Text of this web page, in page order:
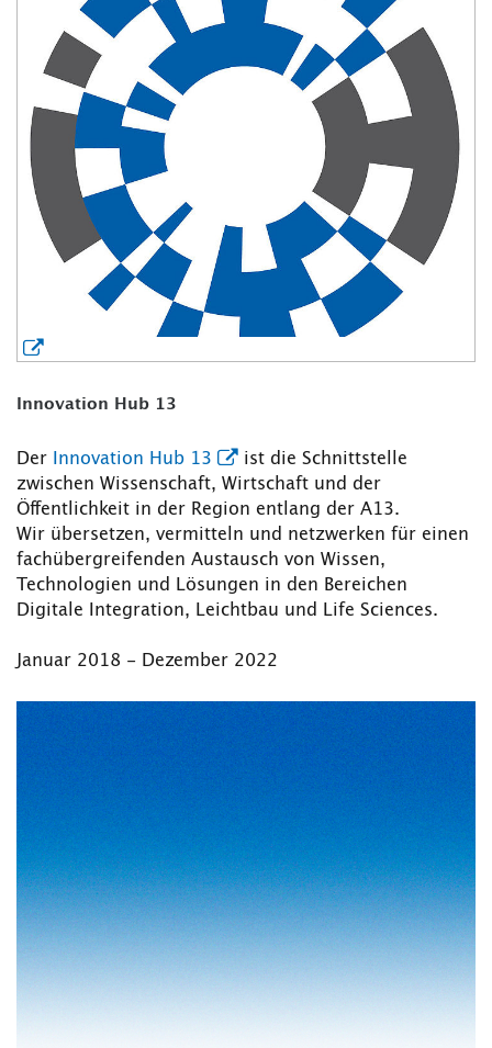
Innovation Hub 13
Der Innovation Hub 13
ist die Schnittstelle
zwischen Wissenschaft, Wirtschaft und der
Öffentlichkeit in der Region entlang der A13.
Wir übersetzen, vermitteln und netzwerken für einen
fachübergreifenden Austausch von Wissen,
Technologien und Lösungen in den Bereichen
Digitale Integration, Leichtbau und Life Sciences.
Januar 2018 - Dezember 2022